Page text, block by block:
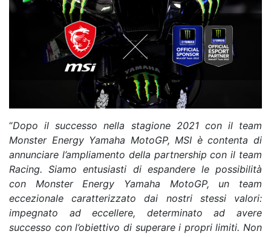
“Dopo il successo nella stagione 2021 con il team
Monster Energy Yamaha MotoGP, MSI è contenta di
annunciare l’ampliamento della partnership con il team
Racing. Siamo entusiasti di espandere le possibilità
con Monster Energy Yamaha MotoGP, un team
eccezionale caratterizzato dai nostri stessi valori:
impegnato ad eccellere, determinato ad avere
successo con l’obiettivo di superare i propri limiti. Non